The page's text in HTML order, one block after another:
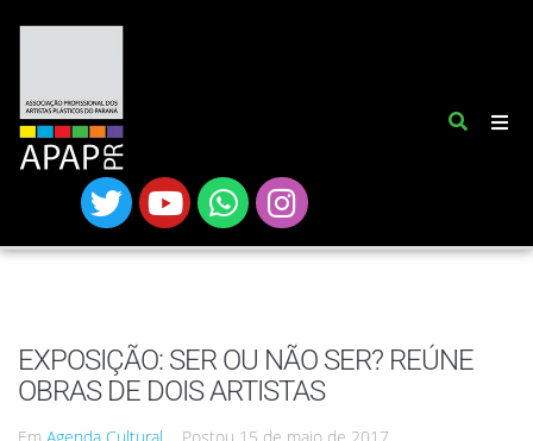
EXPOSIÇÃO: SER OU NÃO SER? REÚNE
OBRAS DE DOIS ARTISTAS
Em Agenda Cultural Postou 15 de maio de 2017